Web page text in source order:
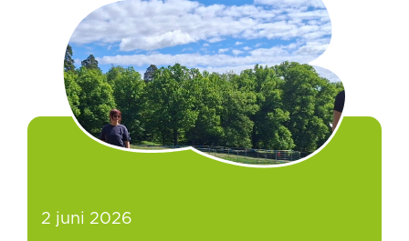
2 juni 2026